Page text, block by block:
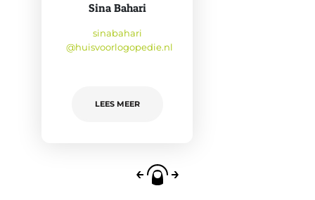
Sina Bahari
sinabahari
@huisvoorlogopedie.nl
LEES MEER